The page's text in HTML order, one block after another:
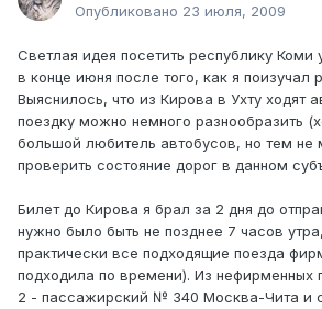
Опубликовано 23 июля, 2009
Светлая идея посетить республику Коми
в конце июня после того, как я поизучал
Выяснилось, что из Кирова в Ухту ходят
поездку можно немного разнообразить
большой любитель автобусов, но тем не
проверить состояние дорог в данном
Билет до Кирова я брал за 2 дня до
нужно было быть не позднее 7 часов
практически все подходящие поезда
подходила по времени). Из нефирменных
2 - пассажирский № 340 Москва-Чита и